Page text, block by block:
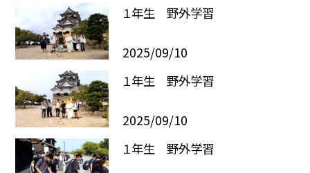
１年生 野外学習
2025/09/10
１年生 野外学習
2025/09/10
１年生 野外学習